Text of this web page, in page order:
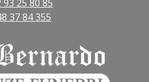
93 25 80 85
37 84 355